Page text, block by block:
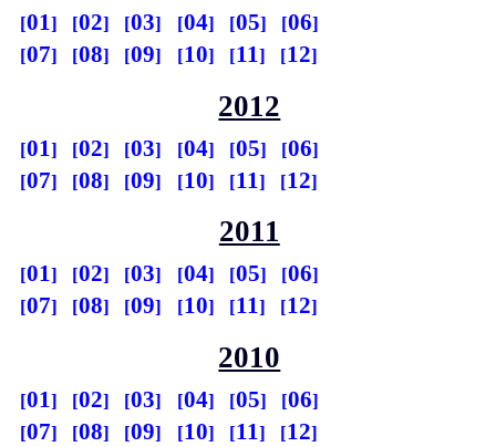
01 02 03 04 05
06
07
08 09 10 11 12
2012
01 02 03 04 05
06
07
08 09 10 11 12
2011
01 02 03 04 05
06
07
08 09 10 11 12
2010
01 02 03 04 05
06
07
08 09 10 11 12